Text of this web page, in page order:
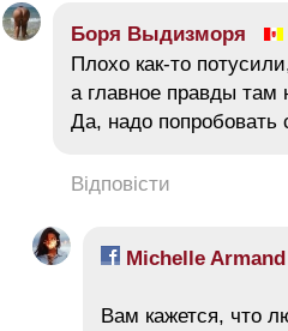
Боря Выдизморя
Плохо как-то
а главное правды там
Да, надо попробовать
Відповісти
Michelle Armand
Вам кажется, что